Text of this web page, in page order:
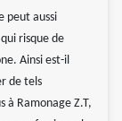
peut aussi
risque de
Ainsi est-il
de tels
à Ramonage Z.T,